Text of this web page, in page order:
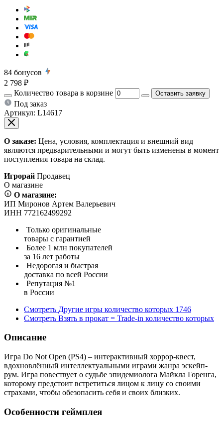
84 бонусов
2 798 ₽
Количество товара в корзине
Оставить заявку
Под заказ
Артикул: L14617
О заказе: Цена, условия, комплектация и внешний вид
являются предварительными и могут быть изменены в момент
поступления товара на склад.
Игрорай Продавец
О магазине
О магазине:
ИП Миронов Артем Валерьевич
ИНН 772162499292
Только оригинальные
товары с гарантией
Более 1 млн покупателей
за 16 лет работы
Недорогая и быстрая
доставка по всей России
Репутация №1
в России
Смотреть Другие игры количество которых 1746
Смотреть Взять в прокат = Trade-in количество которых
Описание
Игра Do Not Open (PS4) – интерактивный хоррор-квест,
вдохновлённый интеллектуальными играми жанра эскейп-
рум. Игра повествует о судьбе эпидемиолога Майкла Горенга,
которому предстоит встретиться лицом к лицу со своими
страхами, чтобы обезопасить себя и своих близких.
Особенности геймплея